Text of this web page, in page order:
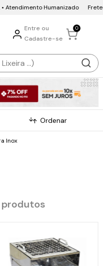
Humanizado Frete
Entre ou
Cadastre-se
0
Ordenar
Inox